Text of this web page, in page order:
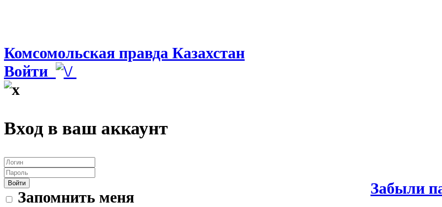
Комсомольская правда Казахстан
Войти
Вход в ваш аккаунт
Войти
Запомнить меня Забыли